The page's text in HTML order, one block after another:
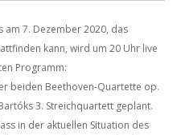
am 7. Dezember 2020, das
kann, wird um 20 Uhr live
Programm:
beiden Beethoven-Quartette op.
3. Streichquartett geplant.
in der aktuellen Situation des